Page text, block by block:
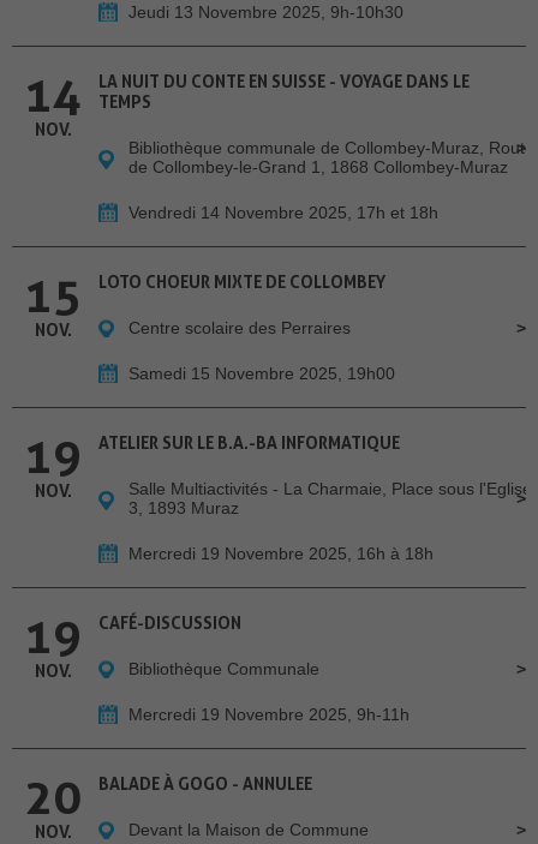
Jeudi 13 Novembre 2025, 9h-10h30
14
NOV.
LA NUIT DU CONTE EN SUISSE - VOYAGE DANS LE
TEMPS
Bibliothèque communale de Collombey-Muraz, Route
de Collombey-le-Grand 1, 1868 Collombey-Muraz
Vendredi 14 Novembre 2025, 17h et 18h
15
NOV.
LOTO CHOEUR MIXTE DE COLLOMBEY
Centre scolaire des Perraires
Samedi 15 Novembre 2025, 19h00
19
NOV.
ATELIER SUR LE B.A.-BA INFORMATIQUE
Salle Multiactivités - La Charmaie, Place sous l'Eglise
3, 1893 Muraz
Mercredi 19 Novembre 2025, 16h à 18h
19
NOV.
CAFÉ-DISCUSSION
Bibliothèque Communale
Mercredi 19 Novembre 2025, 9h-11h
20
NOV.
BALADE À GOGO - ANNULEE
Devant la Maison de Commune